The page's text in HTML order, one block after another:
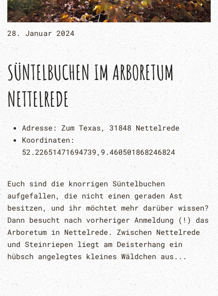
28. Januar 2024
SÜNTELBUCHEN IM ARBORETUM
NETTELREDE
Adresse: Zum Texas, 31848 Nettelrede
Koordinaten:
52.22651471694739,9.460501868246824
Euch sind die knorrigen Süntelbuchen
aufgefallen, die nicht einen geraden Ast
besitzen, und ihr möchtet mehr darüber wissen?
Dann besucht nach vorheriger Anmeldung (!) das
Arboretum in Nettelrede. Zwischen Nettelrede
und Steinriepen liegt am Deisterhang ein
hübsch angelegtes kleines Wäldchen aus...